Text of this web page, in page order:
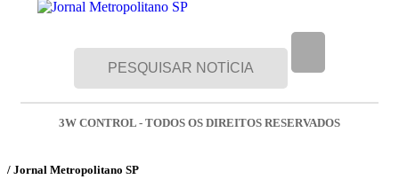
3W CONTROL - TODOS OS DIREITOS RESERVADOS
/ Jornal Metropolitano SP